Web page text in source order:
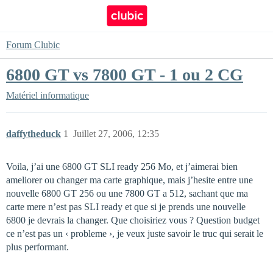
Forum Clubic
6800 GT vs 7800 GT - 1 ou 2 CG
Matériel informatique
daffytheduck Juillet 27, 2006, 12:35
1
Voila, j’ai une 6800 GT SLI ready 256 Mo, et j’aimerai bien
ameliorer ou changer ma carte graphique, mais j’hesite entre une
nouvelle 6800 GT 256 ou une 7800 GT a 512, sachant que ma
carte mere n’est pas SLI ready et que si je prends une nouvelle
6800 je devrais la changer. Que choisiriez vous ? Question budget
ce n’est pas un ‹ probleme ›, je veux juste savoir le truc qui serait le
plus performant.